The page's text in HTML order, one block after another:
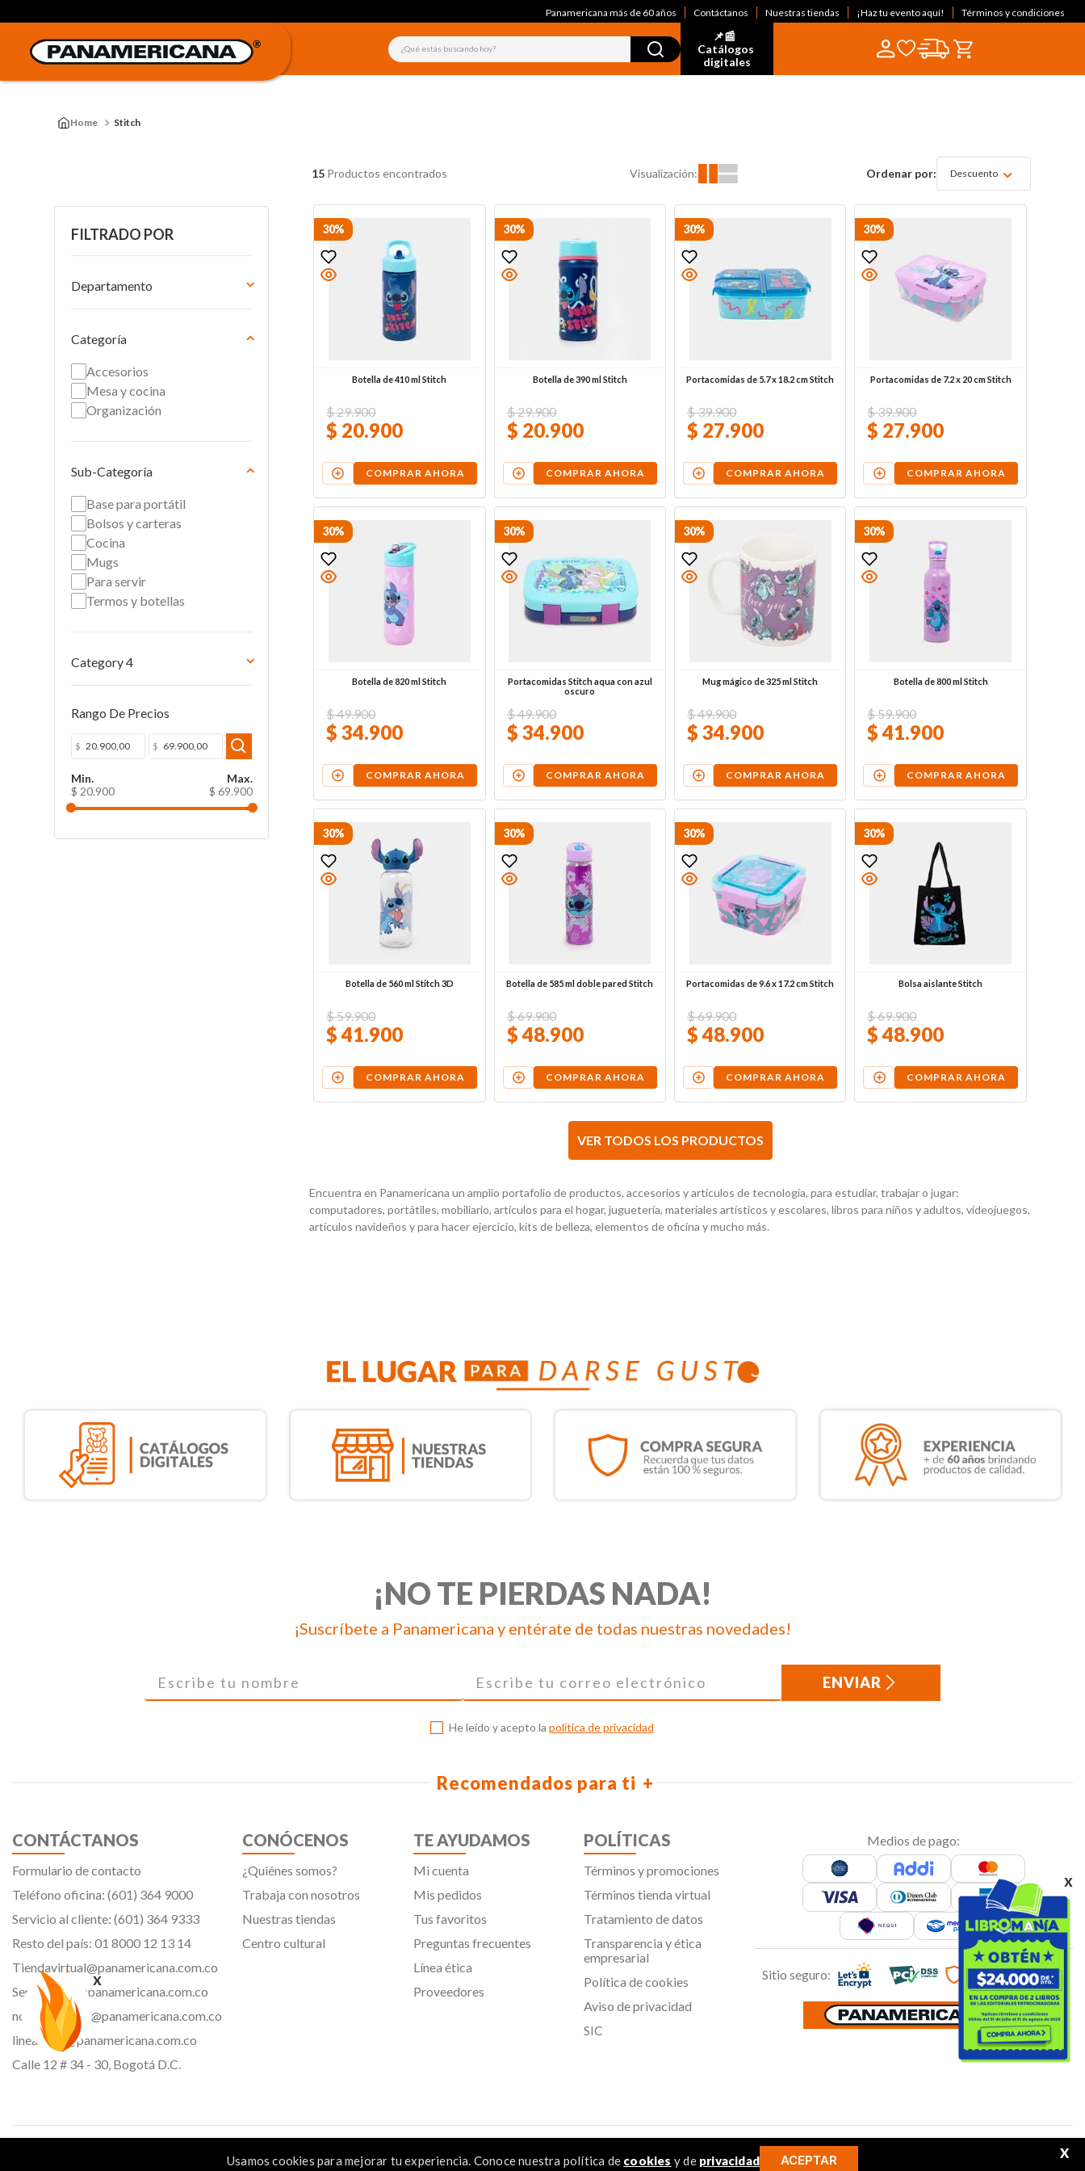
x
x
Usamos cookies para mejorar tu experiencia. Conoce nuestra política de cookies y de privacidad ACEPTAR X
Panamericana más de 60 años Contáctanos Nuestras tiendas ¡Haz tu evento aquí! Términos y condiciones
¿Qué estás buscando hoy?
📌📰
Catálogos
digitales
Stitch
15 Productos encontrados Visualización: Descuento
FILTRADO POR
Departamento
Tecnología
Categoría
Accesorios
Mesa y cocina
Organización
Sub-Categoría
Base para portátil
Bolsos y carteras
Cocina
Mugs
Para servir
Termos y botellas
Category 4
para alimentos
Rango De Precios
$ $
$ 20.900 $ 69.900
30%
Botella de 410 ml Stitch
$29.900
$ 20.900
COMPRAR AHORA
30%
Botella de 390 ml Stitch
$29.900
$ 20.900
COMPRAR AHORA
30%
Portacomidas de 5.7 x 18.2 cm Stitch
$39.900
$ 27.900
COMPRAR AHORA
30%
Portacomidas de 7.2 x 20 cm Stitch
$39.900
$ 27.900
COMPRAR AHORA
30%
Botella de 820 ml Stitch
$49.900
$ 34.900
COMPRAR AHORA
30%
Portacomidas Stitch aqua con azul
oscuro
$49.900
$ 34.900
COMPRAR AHORA
30%
Mug mágico de 325 ml Stitch
$49.900
$ 34.900
COMPRAR AHORA
30%
Botella de 800 ml Stitch
$59.900
$ 41.900
COMPRAR AHORA
30%
Botella de 560 ml Stitch 3D
$59.900
$ 41.900
COMPRAR AHORA
30%
Botella de 585 ml doble pared Stitch
$69.900
$48.900
COMPRAR AHORA
30%
Portacomidas de 9.6 x 17.2 cm Stitch
$69.900
$ 48.900
COMPRAR AHORA
30%
Bolsa aislante Stitch
$69.900
$ 48.900
COMPRAR AHORA
Encuentra en Panamericana un amplio portafolio de productos, accesorios y artículos de tecnología, para estudiar, trabajar o jugar:
computadores, portátiles, mobiliario, artículos para el hogar, juguetería, materiales artísticos y escolares, libros para niños y adultos, videojuegos,
artículos navideños y para hacer ejercicio, kits de belleza, elementos de oficina y mucho más.
¡NO TE PIERDAS NADA!
¡Suscríbete a Panamericana y entérate de todas nuestras novedades!
ENVIAR
He leído y acepto la política de privacidad
Recomendados para ti
CONTÁCTANOS
Formulario de contacto
Teléfono oficina: (601) 364 9000
Servicio al cliente: (601) 364 9333
Resto del país: 01 8000 12 13 14
Tiendavirtual@panamericana.com.co
Servicliente@panamericana.com.co
notificaciones@panamericana.com.co
lineaetica@panamericana.com.co
Calle 12 # 34 - 30, Bogotá D.C.
CONÓCENOS
¿Quiénes somos?
Trabaja con nosotros
Nuestras tiendas
Centro cultural
TE AYUDAMOS
Mi cuenta
Mis pedidos
Tus favoritos
Preguntas frecuentes
Línea ética
Proveedores
POLÍTICAS
Términos y promociones
Términos tienda virtual
Tratamiento de datos
Transparencia y ética
empresarial
Política de cookies
Aviso de privacidad
SIC
Medios de pago:
Sitio seguro: